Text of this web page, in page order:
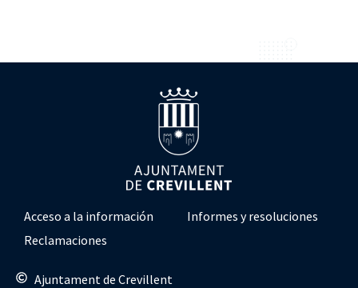
Acceso a la información
Informes y resoluciones
Reclamaciones
Ajuntament de Crevillent